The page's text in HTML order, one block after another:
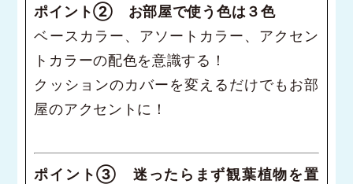
ポイント② お部屋で使う色は３色
ベースカラー、アソートカラー、アクセン
トカラーの配色を意識する！
クッションのカバーを変えるだけでもお部
屋のアクセントに！
ポイント③ 迷ったらまず観葉植物を置